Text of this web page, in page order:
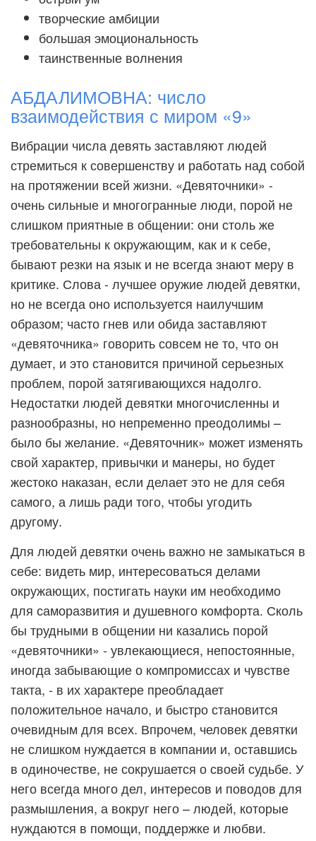
творческие амбиции
большая эмоциональность
таинственные волнения
АБДАЛИМОВНА: число
взаимодействия с миром «9»
Вибрации числа девять заставляют людей
стремиться к совершенству и работать над собой
на протяжении всей жизни. «Девяточники» -
очень сильные и многогранные люди, порой не
слишком приятные в общении: они столь же
требовательны к окружающим, как и к себе,
бывают резки на язык и не всегда знают меру в
критике. Слова - лучшее оружие людей девятки,
но не всегда оно используется наилучшим
образом; часто гнев или обида заставляют
«девяточника» говорить совсем не то, что он
думает, и это становится причиной серьезных
проблем, порой затягивающихся надолго.
Недостатки людей девятки многочисленны и
разнообразны, но непременно преодолимы –
было бы желание. «Девяточник» может изменять
свой характер, привычки и манеры, но будет
жестоко наказан, если делает это не для себя
самого, а лишь ради того, чтобы угодить
другому.
Для людей девятки очень важно не замыкаться в
себе: видеть мир, интересоваться делами
окружающих, постигать науки им необходимо
для саморазвития и душевного комфорта. Сколь
бы трудными в общении ни казались порой
«девяточники» - увлекающиеся, непостоянные,
иногда забывающие о компромиссах и чувстве
такта, - в их характере преобладает
положительное начало, и быстро становится
очевидным для всех. Впрочем, человек девятки
не слишком нуждается в компании и, оставшись
в одиночестве, не сокрушается о своей судьбе. У
него всегда много дел, интересов и поводов для
размышления, а вокруг него – людей, которые
нуждаются в помощи, поддержке и любви.